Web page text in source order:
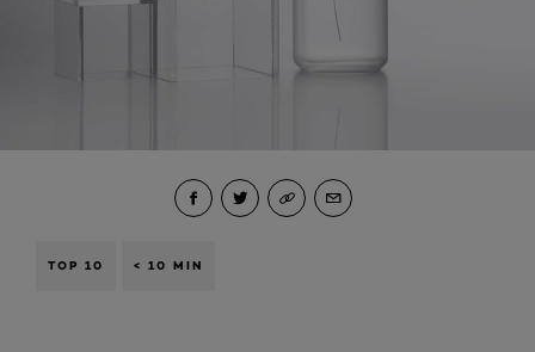
TOP 10 < 10 MIN